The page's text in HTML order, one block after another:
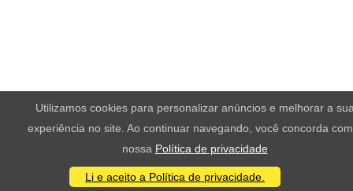
Utilizamos cookies para personalizar anúncios e melhorar a
experiência no site. Ao continuar navegando, você concorda
nossa Política de privacidade
Li e aceito a Política de privacidade.